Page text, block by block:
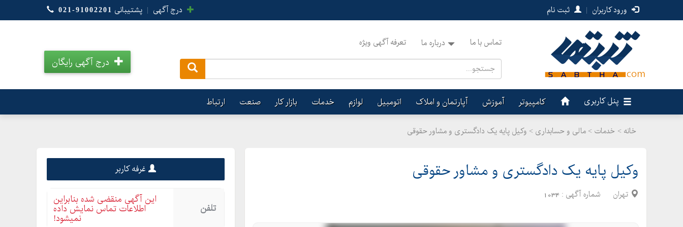
ورود کاربران | ثبت نام درج آگهی | پشتیبانی 021-91002201
تماس با ما درباره ما تعرفه آگهی ویژه
درج آگهی رایگان
پنل کاربری کامپیوتر آموزش آپارتمان و املاک اتومبیل لوازم خدمات بازار کار صنعت ارتباط
خانه > خدمات > مالی و حسابداری > وکیل پایه یک دادگستری و مشاور حقوقی
وکیل پایه یک دادگستری و مشاور حقوقی
تهران شماره آگهی : 1034
غرفه کاربر
تلفن
این آگهی منقضی شده بنابراین
اطلاعات تماس نمایش داده
نمیشود!